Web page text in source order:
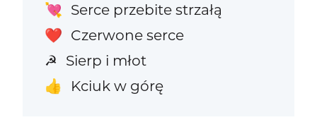
💘 Serce przebite strzałą
❤️ Czerwone serce
☭ Sierp i młot
👍 Kciuk w górę